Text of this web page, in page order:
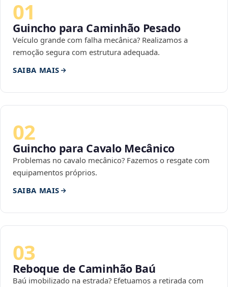
01
Guincho para Caminhão Pesado
Veículo grande com falha mecânica? Realizamos a
remoção segura com estrutura adequada.
SAIBA MAIS
02
Guincho para Cavalo Mecânico
Problemas no cavalo mecânico? Fazemos o resgate com
equipamentos próprios.
SAIBA MAIS
03
Reboque de Caminhão Baú
Baú imobilizado na estrada? Efetuamos a retirada com